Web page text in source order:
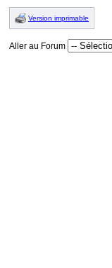
Version imprimable
Aller au Forum